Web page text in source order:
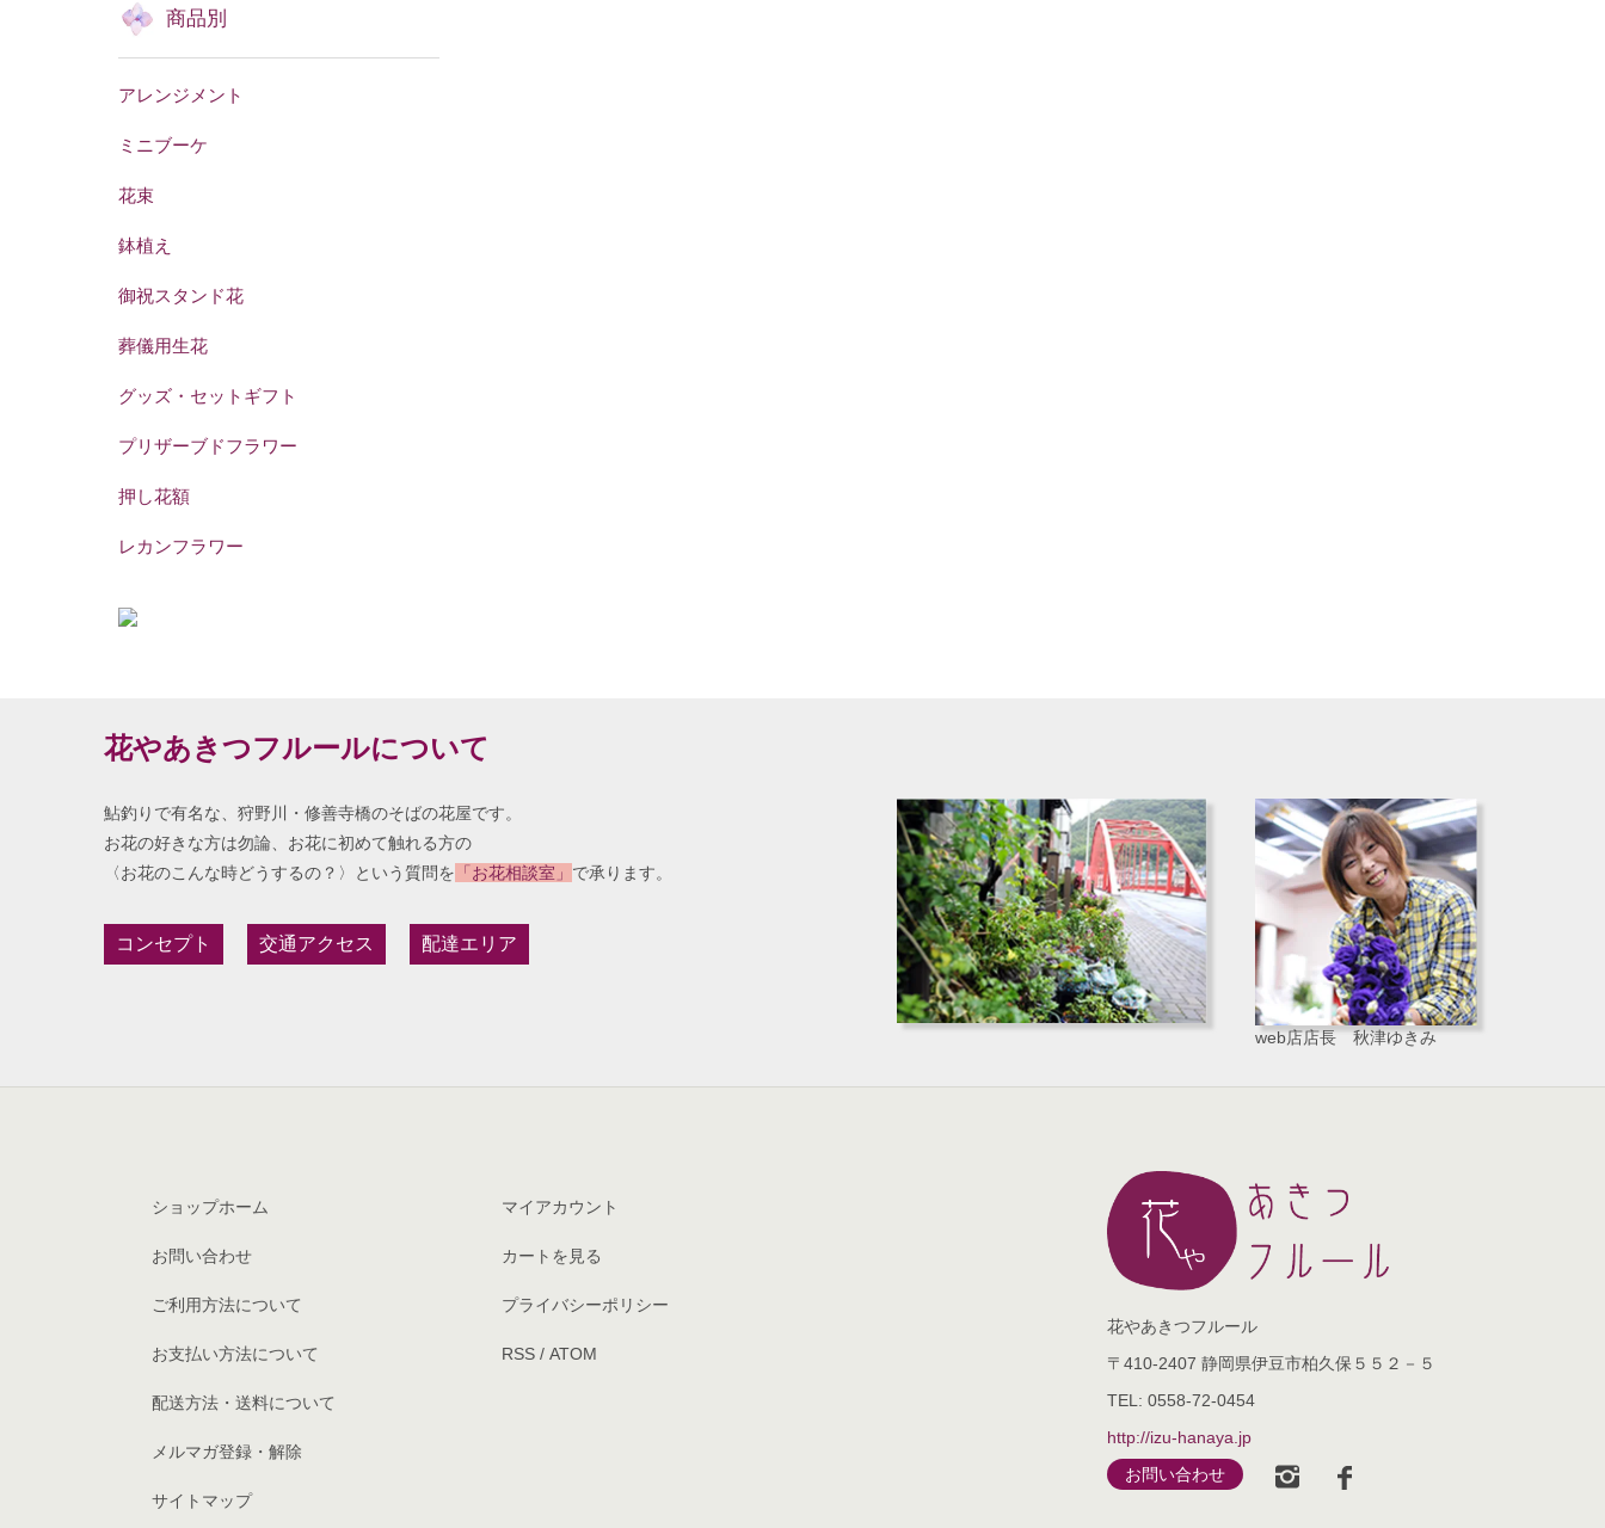
商品別
アレンジメント
ミニブーケ
花束
鉢植え
御祝スタンド花
葬儀用生花
グッズ・セットギフト
プリザーブドフラワー
押し花額
レカンフラワー
花やあきつフルールについて
web店店長 秋津ゆきみ
鮎釣りで有名な、狩野川・修善寺橋のそばの花屋です。
お花の好きな方は勿論、お花に初めて触れる方の
〈お花のこんな時どうするの？〉という質問を 「お花相談室」 で承ります。
コンセプト 交通アクセス 配達エリア
ショップホーム
お問い合わせ
ご利用方法について
お支払い方法について
配送方法・送料について
メルマガ登録・解除
サイトマップ
マイアカウント
カートを見る
プライバシーポリシー
RSS/ ATOM
花やあきつフルール
〒410-2407 静岡県伊豆市柏久保５５２－５
TEL: 0558-72-0454
http://izu-hanaya.jp
お問い合わせ